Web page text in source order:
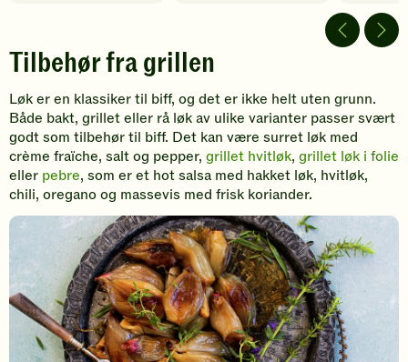
video
Tilbehør fra grillen
Løk er en klassiker til biff, og det er ikke helt uten grunn.
Både bakt, grillet eller rå løk av ulike varianter passer svært
godt som tilbehør til biff. Det kan være surret løk med
crème fraïche, salt og pepper, grillet hvitløk, grillet løk i folie
eller pebre, som er et hot salsa med hakket løk, hvitløk,
chili, oregano og massevis med frisk koriander.